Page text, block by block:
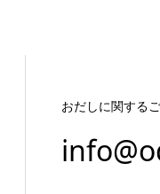
おだしに関する